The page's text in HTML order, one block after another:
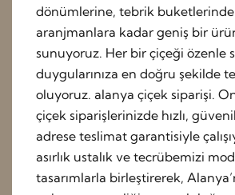
dönümlerine, tebrik
aranjmanlara kadar geniş bir
sunuyoruz. Her bir çiçeği özenle
duygularınıza en doğru şekilde
oluyoruz. alanya çiçek siparişi.
çiçek siparişlerinizde hızlı,
adrese teslimat garantisiyle
asırlık ustalık ve tecrübemizi
tasarımlarla birleştirerek,